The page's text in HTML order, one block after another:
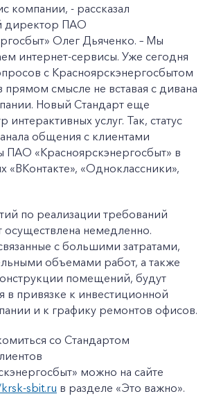
24-57
компании, - рассказал
директор ПАО
Олег Дьяченко. – Мы
интернет-сервисы. Уже сегодня
с Красноярскэнергосбытом
смысле не вставая с дивана
Новый Стандарт еще
услуг. Так, статус
общения с клиентами
ПАО «Красноярскэнергосбыт» в
«ВКонтакте», «Одноклассники»,
по реализации требований
осуществлена немедленно.
с большими затратами,
объемами работ, а также
помещений, будут
в привязке к инвестиционной
и к графику ремонтов офисов.
со Стандартом
можно на сайте
sbit.ru в разделе «Это важно».